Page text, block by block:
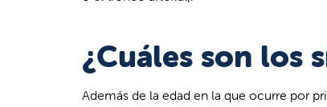
¿Cuáles son los
Además de la edad en la que ocurre por